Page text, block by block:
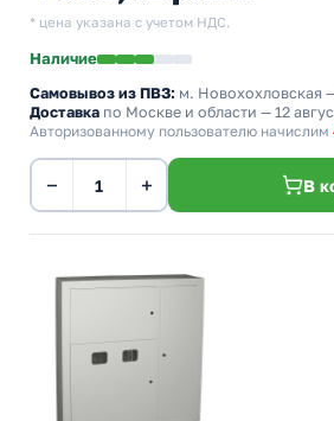
* цена указана с учетом НДС.
Наличие
Самовывоз из ПВЗ: м. Новохохловская
Доставка по Москве и области — 12
Авторизованному пользователю начислим
− + В